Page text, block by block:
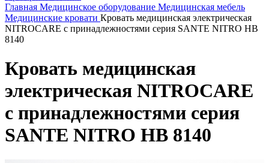
Главная Медицинское оборудование Медицинская мебель
Медицинские кровати Кровать медицинская электрическая
NITROCARE с принадлежностями серия SANTE NITRO HB
8140
Кровать медицинская
электрическая NITROCARE
с принадлежностями серия
SANTE NITRO HB 8140